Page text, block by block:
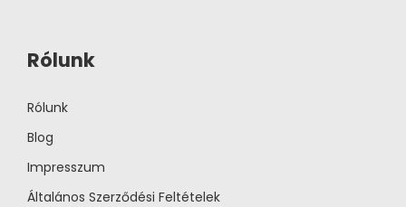
Rólunk
Rólunk
Blog
Impresszum
Általános Szerződési Feltételek